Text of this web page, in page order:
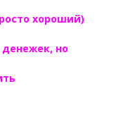
хороший)
денежек, но